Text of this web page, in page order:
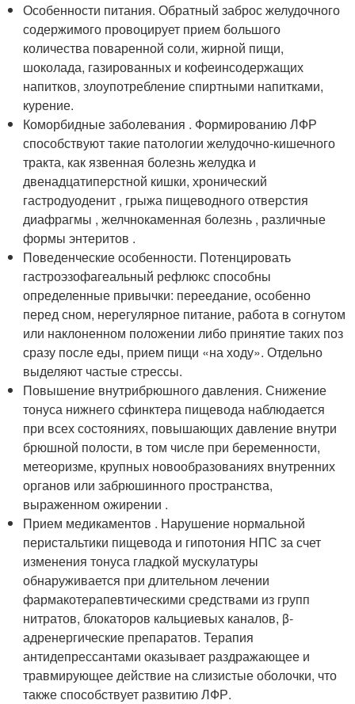
Особенности питания. Обратный заброс желудочного
содержимого провоцирует прием большого
количества поваренной соли, жирной пищи,
шоколада, газированных и кофеинсодержащих
напитков, злоупотребление спиртными напитками,
курение.
Коморбидные заболевания . Формированию ЛФР
способствуют такие патологии желудочно-кишечного
тракта, как язвенная болезнь желудка и
двенадцатиперстной кишки, хронический
гастродуоденит , грыжа пищеводного отверстия
диафрагмы , желчнокаменная болезнь , различные
формы энтеритов .
Поведенческие особенности. Потенцировать
гастроэзофагеальный рефлюкс способны
определенные привычки: переедание, особенно
перед сном, нерегулярное питание, работа в согнутом
или наклоненном положении либо принятие таких поз
сразу после еды, прием пищи «на ходу». Отдельно
выделяют частые стрессы.
Повышение внутрибрюшного давления. Снижение
тонуса нижнего сфинктера пищевода наблюдается
при всех состояниях, повышающих давление внутри
брюшной полости, в том числе при беременности,
метеоризме, крупных новообразованиях внутренних
органов или забрюшинного пространства,
выраженном ожирении .
Прием медикаментов . Нарушение нормальной
перистальтики пищевода и гипотония НПС за счет
изменения тонуса гладкой мускулатуры
обнаруживается при длительном лечении
фармакотерапевтическими средствами из групп
нитратов, блокаторов кальциевых каналов, β-
адренергические препаратов. Терапия
антидепрессантами оказывает раздражающее и
травмирующее действие на слизистые оболочки, что
также способствует развитию ЛФР.